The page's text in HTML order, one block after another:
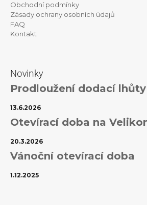
Obchodní podmínky
Zásady ochrany osobních údajů
FAQ
Kontakt
Novinky
Prodloužení dodací lhůty
13.6.2026
Otevírací doba na
20.3.2026
Vánoční otevírací doba
1.12.2025